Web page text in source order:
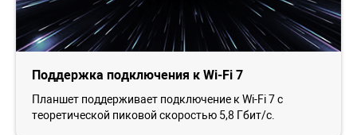
Поддержка подключения к Wi-Fi 7
Планшет поддерживает подключение к Wi-Fi 7 с
теоретической пиковой скоростью 5,8 Гбит/с.